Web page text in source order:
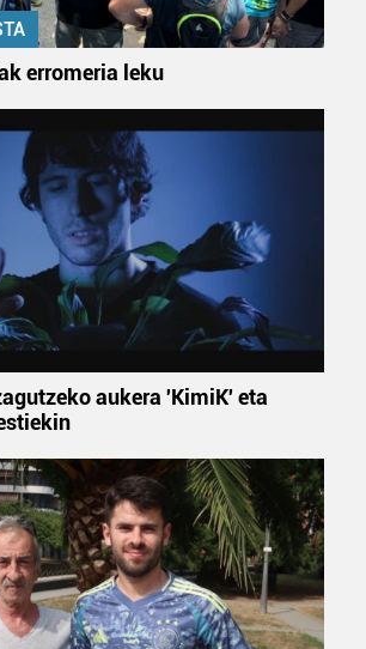
erromeria leku
aukera 'KimiK' eta